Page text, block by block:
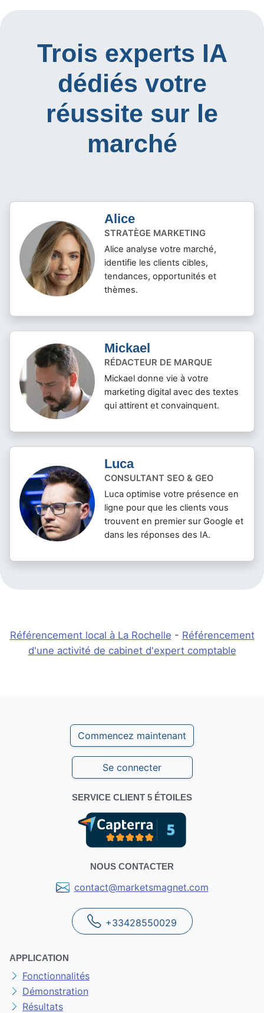
Trois experts IA
dédiés votre
réussite sur le
marché
Alice
STRATÈGE MARKETING
Alice analyse votre marché,
identifie les clients cibles,
tendances, opportunités et
thèmes.
Mickael
RÉDACTEUR DE MARQUE
Mickael donne vie à votre
marketing digital avec des textes
qui attirent et convainquent.
Luca
CONSULTANT SEO & GEO
Luca optimise votre présence en
ligne pour que les clients vous
trouvent en premier sur Google et
dans les réponses des IA.
Référencement local à La Rochelle - Référencement
d'une activité de cabinet d'expert comptable
Commencez maintenant
Se connecter
SERVICE CLIENT 5 ÉTOILES
NOUS CONTACTER
contact@marketsmagnet.com
+33428550029
APPLICATION
Fonctionnalités
Démonstration
Résultats